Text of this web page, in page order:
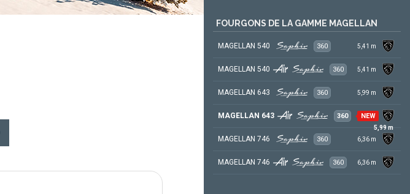
FOURGONS DE LA GAMME MAGELLAN
MAGELLAN 540 360 5,41 m
MAGELLAN 540 360 5,41 m
MAGELLAN 643 360 5,99 m
MAGELLAN 643 360 NEW
5,99 m
MAGELLAN 746 360 6,36 m
MAGELLAN 746 360 6,36 m